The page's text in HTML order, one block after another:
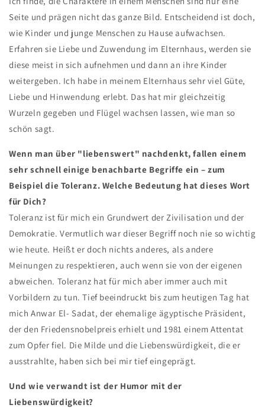
Seite und prägen nicht das ganze Bild. Entscheidend ist doch,
wie Kinder und junge Menschen zu Hause aufwachsen.
Erfahren sie Liebe und Zuwendung im Elternhaus, werden sie
diese meist in sich aufnehmen und dann an ihre Kinder
weitergeben. Ich habe in meinem Elternhaus sehr viel Güte,
Liebe und Hinwendung erlebt. Das hat mir gleichzeitig
Wurzeln gegeben und Flügel wachsen lassen, wie man so
schön sagt.
Wenn man über "liebenswert" nachdenkt, fallen einem
sehr schnell einige benachbarte Begriffe ein – zum
Beispiel die Toleranz. Welche Bedeutung hat dieses Wort
für Dich?
Toleranz ist für mich ein Grundwert der Zivilisation und der
Demokratie. Vermutlich war dieser Begriff noch nie so wichtig
wie heute. Heißt er doch nichts anderes, als andere
Meinungen zu respektieren, auch wenn sie von der eigenen
abweichen. Toleranz hat für mich aber immer auch mit
Vorbildern zu tun. Tief beeindruckt bis zum heutigen Tag hat
mich Anwar El- Sadat, der ehemalige ägyptische Präsident,
der den Friedensnobelpreis erhielt und 1981 einem Attentat
zum Opfer fiel. Die Milde und die Liebenswürdigkeit, die er
ausstrahlte, haben sich bei mir tief eingeprägt.
Und wie verwandt ist der Humor mit der
Liebenswürdigkeit?